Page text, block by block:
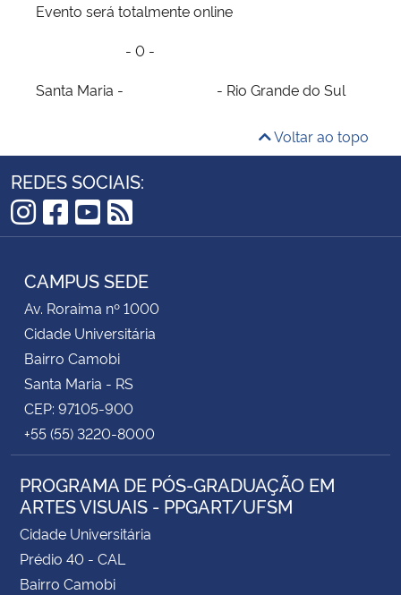
Evento será totalmente online
⠀⠀⠀⠀⠀⠀⠀⠀ - 0 - ⠀⠀⠀⠀⠀⠀⠀⠀
Santa Maria - ⠀⠀⠀⠀⠀⠀⠀⠀ - Rio Grande do Sul
Voltar ao topo
REDES SOCIAIS:
Instagram
Facebook
YouTube
RSS
CAMPUS SEDE
Av. Roraima nº 1000
Cidade Universitária
Bairro Camobi
Santa Maria - RS
CEP: 97105-900
+55 (55) 3220-8000
PROGRAMA DE PÓS-GRADUAÇÃO EM
ARTES VISUAIS - PPGART/UFSM
Cidade Universitária
Prédio 40 - CAL
Bairro Camobi